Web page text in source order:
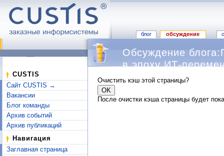
блог обсуждение
CUSTIS
Сайт CUSTIS →
Вакансии
Блог команды
Архив событий
Архив публикаций
Навигация
Заглавная страница
Обсуждение
в эпоху ИТ-
Очистить кэш этой страницы?
После очистки кэша страницы будет